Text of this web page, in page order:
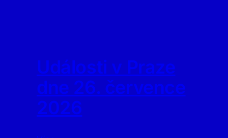
Události v Praze
dne 26. července
2026